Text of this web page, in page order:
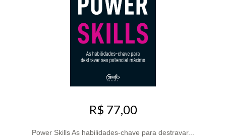
R$ 77,00
Power Skills As habilidades-chave para destravar...